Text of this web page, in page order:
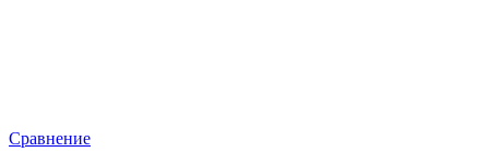
Сравнение